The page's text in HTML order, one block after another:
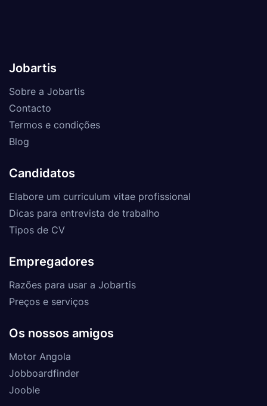
Jobartis
Sobre a Jobartis
Contacto
Termos e condições
Blog
Candidatos
Elabore um curriculum vitae profissional
Dicas para entrevista de trabalho
Tipos de CV
Empregadores
Razões para usar a Jobartis
Preços e serviços
Os nossos amigos
Motor Angola
Jobboardfinder
Jooble